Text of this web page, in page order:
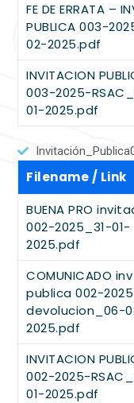
FE DE ERRATA –
PUBLICA 003-
02-2025.pdf
INVITACION
003-2025-
01-2025.pdf
Filename / Link
BUENA PRO
002-2025_31-01-
2025.pdf
COMUNICADO inv
publica 002-2025
devolucion_06-
2025.pdf
INVITACION
002-2025-
01-2025.pdf